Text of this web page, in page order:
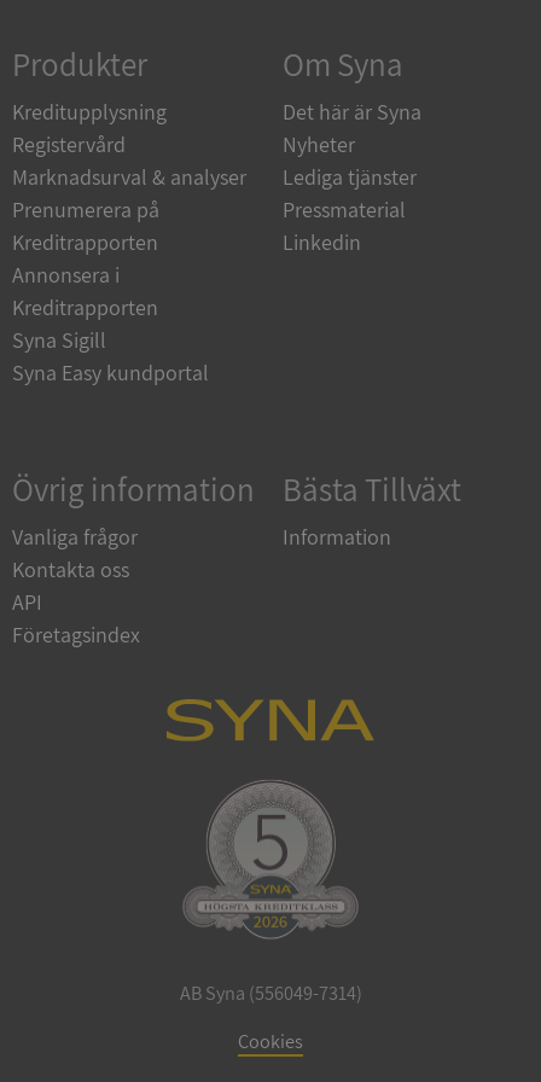
Produkter
Kreditupplysning
Registervård
Marknadsurval & analyser
Prenumerera på
Kreditrapporten
Annonsera i
Kreditrapporten
Syna Sigill
Syna Easy kundportal
Om Syna
Det här är Syna
Nyheter
Lediga tjänster
Pressmaterial
Linkedin
Övrig information
Vanliga frågor
Kontakta oss
API
Företagsindex
Bästa Tillväxt
Information
AB Syna (556049-7314)
Cookies
Oklassificerade
Strikt nödvändiga kakor tillåter
kärnwebbplatsfunktioner som användarinloggning
och kontohantering. Webbplatsen kan inte
användas ordentligt utan strikt nödvändiga cookies.
Namn
Leverantör
Domän
__RequestVerificationToken
VISITOR_PRIVACY_METADATA
ASP.NET_SessionId
Microsoft
Corporation
de.syna.se
Google
Privacy Policy